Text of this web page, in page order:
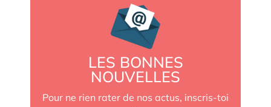
LES BONNES
NOUVELLES
Pour ne rien rater de nos actus, inscris-toi